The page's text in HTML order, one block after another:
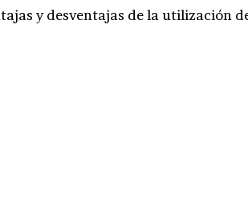
y desventajas de la utilización